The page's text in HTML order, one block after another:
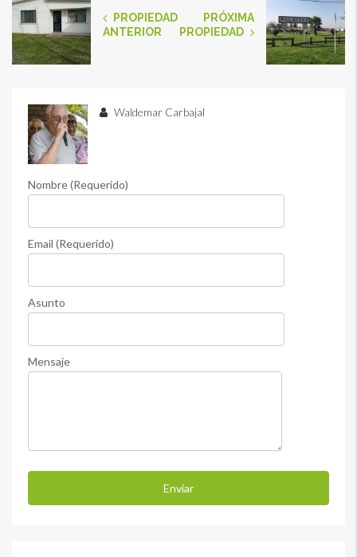
PROPIEDAD
ANTERIOR
PRÓXIMA
PROPIEDAD
Waldemar Carbajal
Nombre (Requerido)
Email (Requerido)
Asunto
Mensaje